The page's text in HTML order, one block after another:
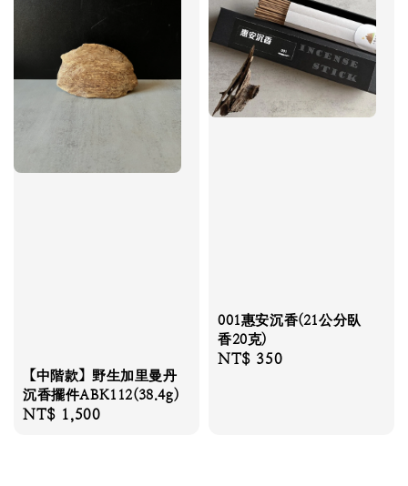
【中階款】野生加里曼丹
沉香擺件ABK112(38.4g)
Regular
NT$ 1,500
001惠安沉香(21公分臥
香20克)
Regular
NT$ 350